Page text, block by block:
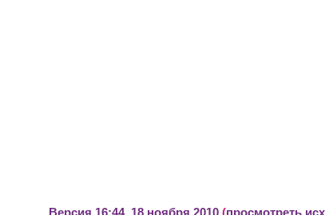
Версия 16:44, 18 ноября 2010(просмотреть